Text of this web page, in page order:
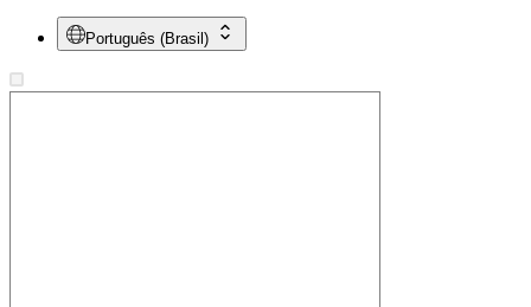
Português (Brasil)